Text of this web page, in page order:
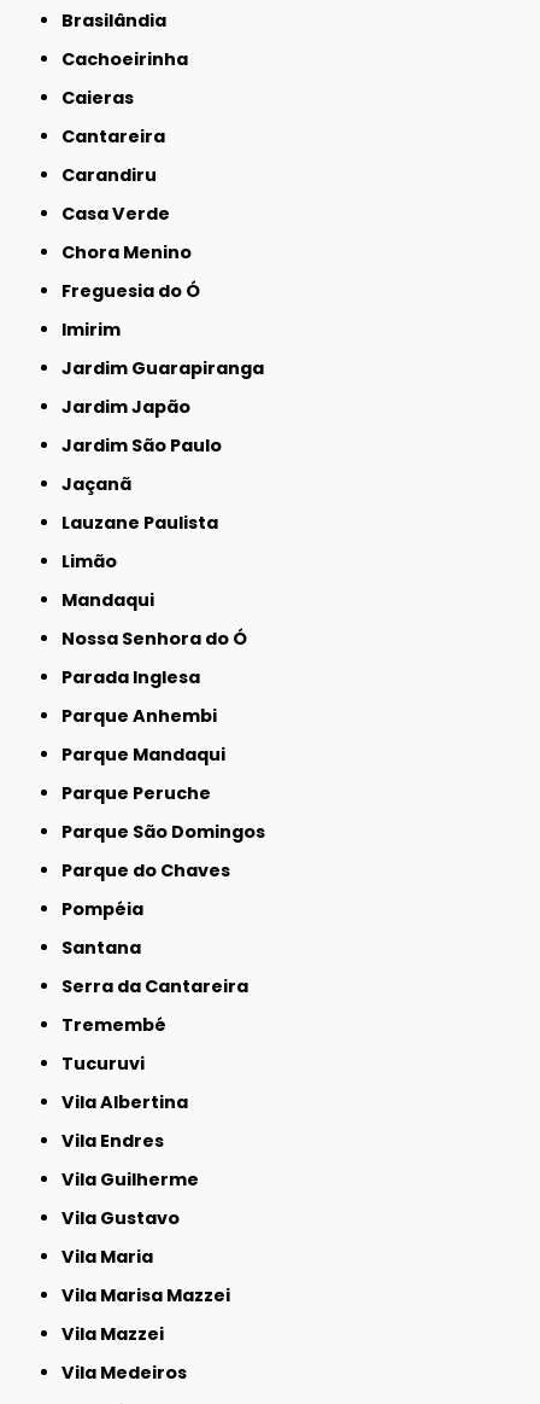
Brasilândia
Cachoeirinha
Caieras
Cantareira
Carandiru
Casa Verde
Chora Menino
Freguesia do Ó
Imirim
Jardim Guarapiranga
Jardim Japão
Jardim São Paulo
Jaçanã
Lauzane Paulista
Limão
Mandaqui
Nossa Senhora do Ó
Parada Inglesa
Parque Anhembi
Parque Mandaqui
Parque Peruche
Parque São Domingos
Parque do Chaves
Pompéia
Santana
Serra da Cantareira
Tremembé
Tucuruvi
Vila Albertina
Vila Endres
Vila Guilherme
Vila Gustavo
Vila Maria
Vila Marisa Mazzei
Vila Mazzei
Vila Medeiros